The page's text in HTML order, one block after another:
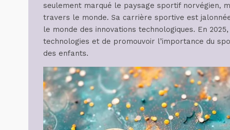
seulement marqué le paysage sportif norvégien,
travers le monde. Sa carrière sportive est
le monde des innovations technologiques. En
technologies et de promouvoir l’importance du
des enfants.